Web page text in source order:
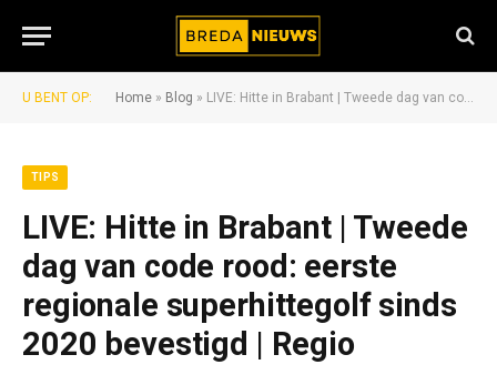
U BENT OP: Home » Blog » LIVE: Hitte in Brabant | Tweede dag van code rood: eerste regionale superhittegolf sinds 2020 bevestigd | Regio
TIPS
LIVE: Hitte in Brabant | Tweede
dag van code rood: eerste
regionale superhittegolf sinds
2020 bevestigd | Regio